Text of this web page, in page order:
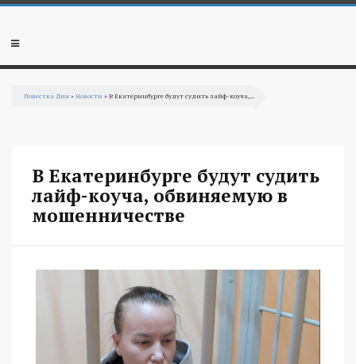
Перейти к основному содержанию
Мобильное
Повестка Дня »Новости » В Екатеринбурге будут судить лайф-коуча,...
В Екатеринбурге будут судить
лайф-коуча, обвиняемую в
мошенничестве